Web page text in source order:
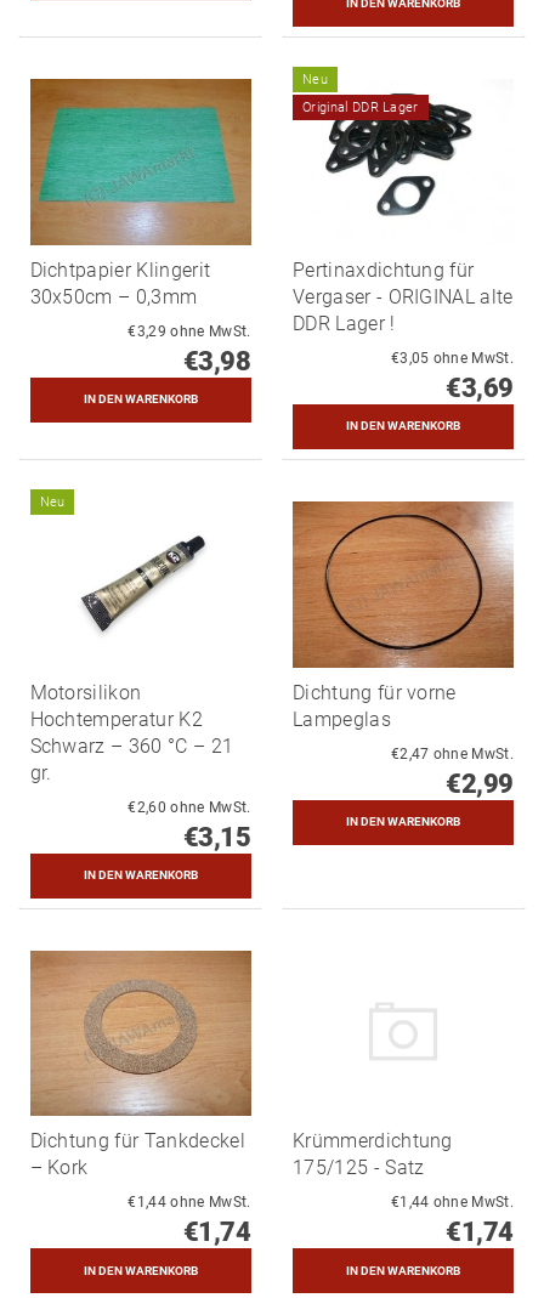
Dichtpapier Klingerit
30x50cm – 0,3mm
€3,29 ohne MwSt.
€3,98
Neu
Original DDR Lager
Pertinaxdichtung für
Vergaser - ORIGINAL alte
DDR Lager !
€3,05 ohne MwSt.
€3,69
Neu
Motorsilikon
Hochtemperatur K2
Schwarz – 360 °C – 21
gr.
€2,60 ohne MwSt.
€3,15
Dichtung für vorne
Lampeglas
€2,47 ohne MwSt.
€2,99
Dichtung für Tankdeckel
– Kork
€1,44 ohne MwSt.
€1,74
Krümmerdichtung
175/125 - Satz
€1,44 ohne MwSt.
€1,74